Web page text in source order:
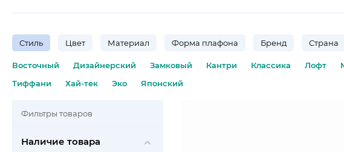
Стиль Цвет Материал Форма плафона Бренд Страна
Восточный Дизайнерский Замковый Кантри Классика Лофт
Тиффани
Хай-тек Эко Японский
Фильтры товаров
Наличие товара